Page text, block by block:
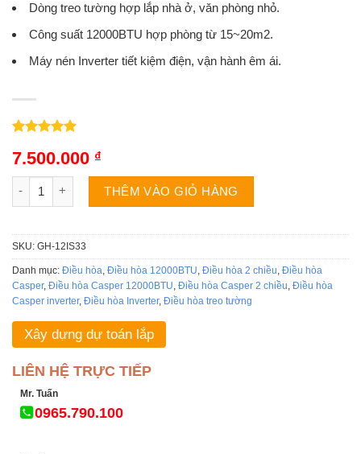
Dòng treo tường hợp lắp nhà ở, văn phòng nhỏ.
Công suất 12000BTU hợp phòng từ 15~20m2.
Máy nén Inverter tiết kiệm điện, vận hành êm ái.
dựa trên
7.500.000 ₫
Điều hòa Casper GH-12IS33 | 12000BTU 2 chiều inverter số
THÊM VÀO GIỎ HÀNG
SKU: GH-12IS33
Danh mục: Điều hòa, Điều hòa 12000BTU, Điều hòa 2 chiều, Điều hòa
Casper, Điều hòa Casper 12000BTU, Điều hòa Casper 2 chiều, Điều hòa
Casper inverter, Điều hòa Inverter, Điều hòa treo tường
Xây dựng dự toán lắp
LIÊN HỆ TRỰC TIẾP
Mr. Tuấn
0965.790.100